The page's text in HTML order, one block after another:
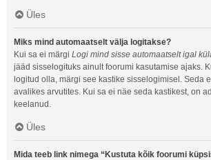
Üles
Miks mind automaatselt välja logitakse?
Kui sa ei märgi Logi mind sisse automaatselt igal
jääd sisselogituks ainult foorumi kasutamise ajaks.
logitud olla, märgi see kastike sisselogimisel. Seda
avalikes arvutites. Kui sa ei näe seda kastikest, on
keelanud.
Üles
Mida teeb link nimega “Kustuta kõik foorumi